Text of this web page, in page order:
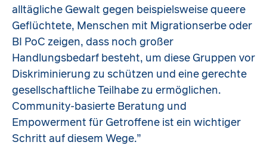
alltägliche Gewalt gegen beispielsweise queere
Geflüchtete, Menschen mit Migrationserbe oder
BI PoC zeigen, dass noch großer
Handlungsbedarf besteht, um diese Gruppen vor
Diskriminierung zu schützen und eine gerechte
gesellschaftliche Teilhabe zu ermöglichen.
Community-basierte Beratung und
Empowerment für Getroffene ist ein wichtiger
Schritt auf diesem Wege.”